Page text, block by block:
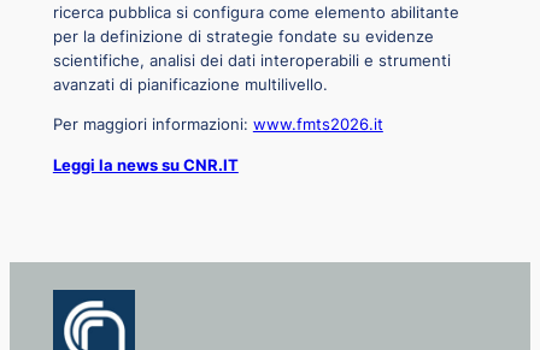
ricerca pubblica si configura come elemento abilitante
per la definizione di strategie fondate su evidenze
scientifiche, analisi dei dati interoperabili e strumenti
avanzati di pianificazione multilivello.
Per maggiori informazioni: www.fmts2026.it
Leggi la news su CNR.IT